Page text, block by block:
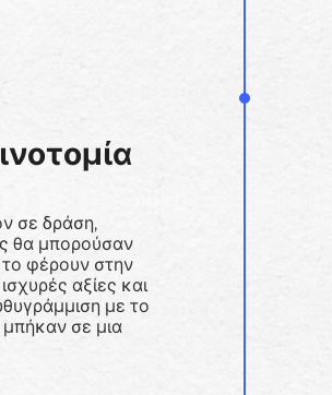
σε δράση,
θα μπορούσαν
φέρουν στην
αξίες και
με το
σε μια